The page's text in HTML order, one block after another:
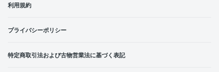
利用規約
プライバシーポリシー
特定商取引法および古物営業法に基づく表記